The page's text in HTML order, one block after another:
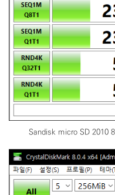
Sandisk micro SD 2010